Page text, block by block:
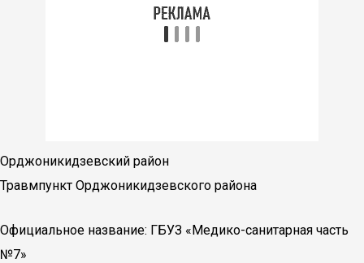
Орджоникидзевский район
Травмпункт Орджоникидзевского района
Официальное название: ГБУЗ «Медико-санитарная часть
№7»